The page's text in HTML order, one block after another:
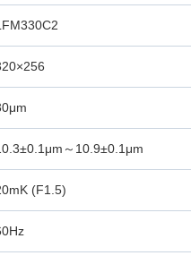
～10.9±0.1μm
(F1.5)